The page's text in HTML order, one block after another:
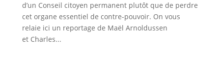
d’un Conseil citoyen permanent plutôt que de perdre
cet organe essentiel de contre-pouvoir. On vous
relaie ici un reportage de Maël Arnoldussen
et Charles...